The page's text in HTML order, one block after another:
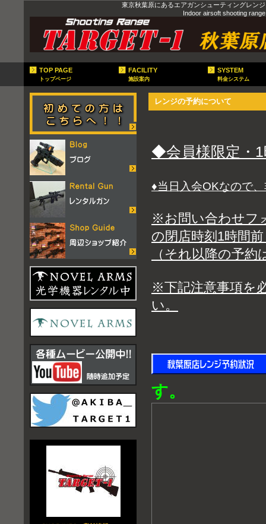
東京秋葉原にあるエアガンシューティングレン
Indoor airsoft shooting
レンジの予約について
◆会員様限定・
♦当日入会OKなので
※お問い合わせフ
の閉店時刻1時間
（それ以降の予
※下記注意事項を
い。
す。
TOP PAGE
トップページ
FACILITY
施設案内
SYSTEM
料金システム